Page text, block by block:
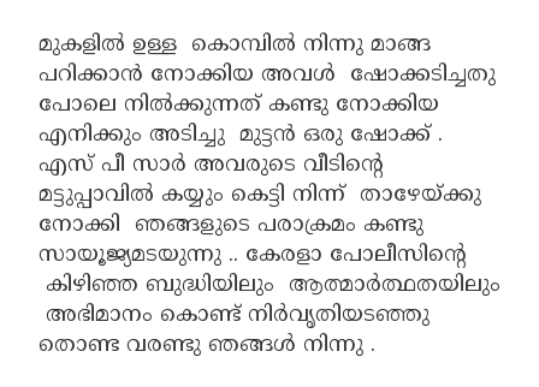
മുകളിൽ ഉള്ള കൊമ്പിൽ നിന്നു മാങ്ങ
പറിക്കാൻ നോക്കിയ അവൾ ഷോക്കടിച്ചതു
പോലെ നിൽക്കുന്നത് കണ്ടു നോക്കിയ
എനിക്കും അടിച്ചു മുട്ടൻ ഒരു ഷോക്ക് .
എസ് പീ സാർ അവരുടെ വീടിന്റെ
മട്ടുപ്പാവിൽ കയ്യും കെട്ടി നിന്ന് താഴേയ്ക്കു
നോക്കി ഞങ്ങളുടെ പരാക്രമം കണ്ടു
സായൂജ്യമടയുന്നു .. കേരളാ പോലീസിന്റെ
കിഴിഞ്ഞ ബുദ്ധിയിലും ആത്മാർത്ഥതയിലും
അഭിമാനം കൊണ്ട് നിർവൃതിയടഞ്ഞു
തൊണ്ട വരണ്ടു ഞങ്ങൾ നിന്നു .